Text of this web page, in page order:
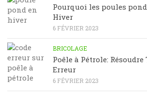
Pourquoi les poules
Hiver
6 FÉVRIER 2023
BRICOLAGE
Poêle à Pétrole: Résoudre
Erreur
6 FÉVRIER 2023